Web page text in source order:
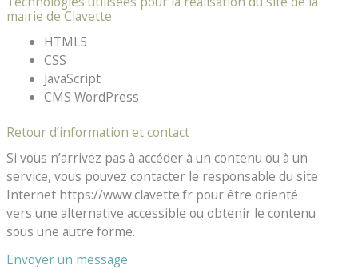
mairie de Clavette
HTML5
CSS
JavaScript
CMS WordPress
Retour d’information et contact
Si vous n’arrivez pas à accéder à un contenu ou à un
service, vous pouvez contacter le responsable du site
Internet https://www.clavette.fr pour être orienté
vers une alternative accessible ou obtenir le contenu
sous une autre forme.
Envoyer un message